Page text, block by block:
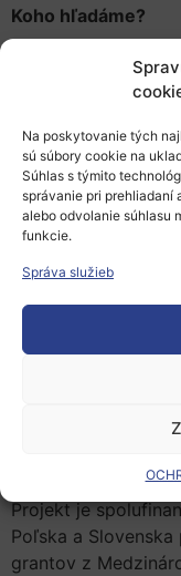
Na poskytovanie tých
sú súbory cookie na
Súhlas s týmito
správanie pri prehliadaní
alebo odvolanie súhlasu
funkcie.
Správa služieb
Koho hľadáme?
Hľadáme
pracujú na svojom
Čo môžete
Workshopy,
ako sú duševné
základy start-
úspešných
S kým sa na
Business
Úspešnými
Projekt je
Poľska a
grantov z